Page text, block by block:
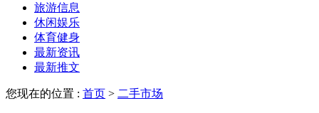
旅游信息
休闲娱乐
体育健身
最新资讯
最新推文
您现在的位置 : 首页 > 二手市场